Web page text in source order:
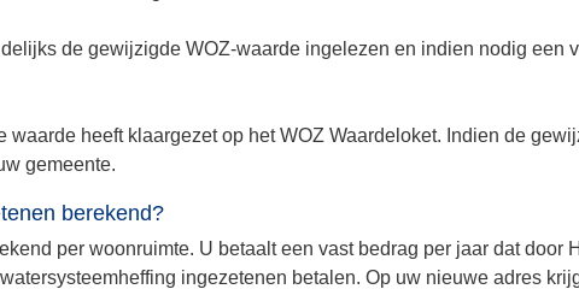
de gewijzigde WOZ-waarde ingelezen en indien nodig een
heeft klaargezet op het WOZ Waardeloket. Indien de
gemeente.
berekend?
per woonruimte. U betaalt een vast bedrag per jaar dat door
ingezetenen betalen. Op uw nieuwe adres